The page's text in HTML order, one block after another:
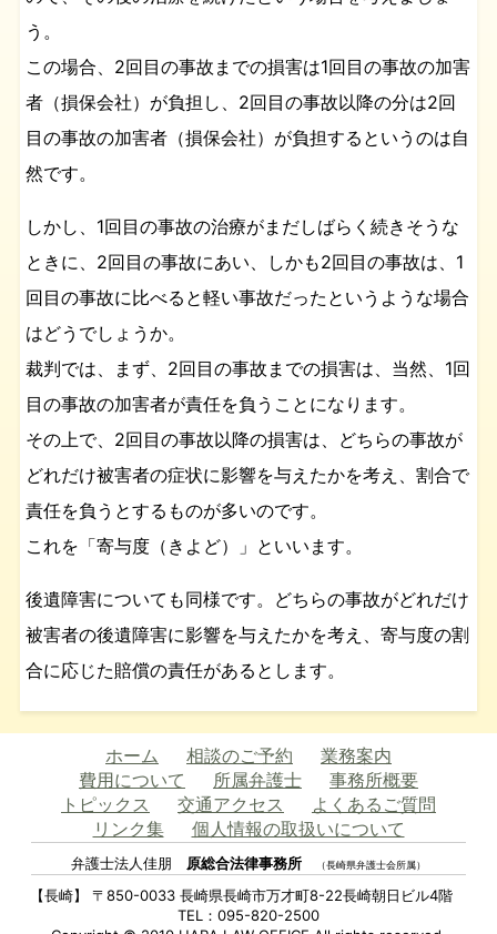
う。
この場合、2回目の事故までの損害は1回目の事故の加害
者（損保会社）が負担し、2回目の事故以降の分は2回
目の事故の加害者（損保会社）が負担するというのは自
然です。
しかし、1回目の事故の治療がまだしばらく続きそうな
ときに、2回目の事故にあい、しかも2回目の事故は、1
回目の事故に比べると軽い事故だったというような場合
はどうでしょうか。
裁判では、まず、2回目の事故までの損害は、当然、1回
目の事故の加害者が責任を負うことになります。
その上で、2回目の事故以降の損害は、どちらの事故が
どれだけ被害者の症状に影響を与えたかを考え、割合で
責任を負うとするものが多いのです。
これを「寄与度（きよど）」といいます。
後遺障害についても同様です。どちらの事故がどれだけ
被害者の後遺障害に影響を与えたかを考え、寄与度の割
合に応じた賠償の責任があるとします。
ホーム 相談のご予約
業務案内
費用について
所属弁護士
事務所概要
トピックス
交通アクセス
よくあるご質問
リンク集
個人情報の取扱いについて
弁護士法人佳朋 原総合法律事務所 （長崎県弁護士会所属）
【長崎】 〒850-0033 長崎県長崎市万才町8-22長崎朝日ビル4階
TEL：095-820-2500